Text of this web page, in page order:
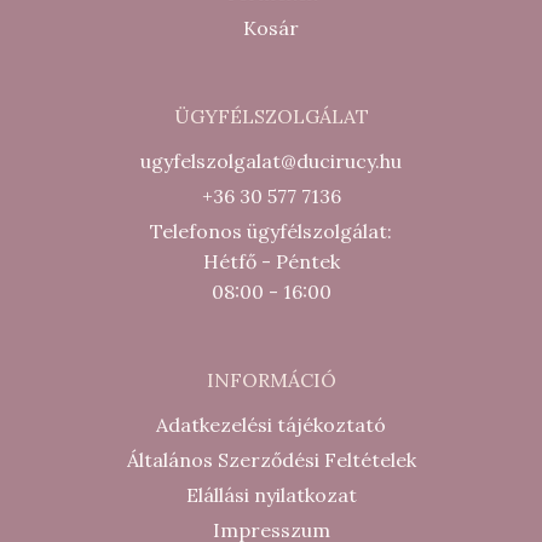
Kosár
ÜGYFÉLSZOLGÁLAT
ugyfelszolgalat@ducirucy.hu
+36 30 577 7136
Telefonos ügyfélszolgálat:
Hétfő - Péntek
08:00 - 16:00
INFORMÁCIÓ
Adatkezelési tájékoztató
Általános Szerződési Feltételek
Elállási nyilatkozat
Impresszum